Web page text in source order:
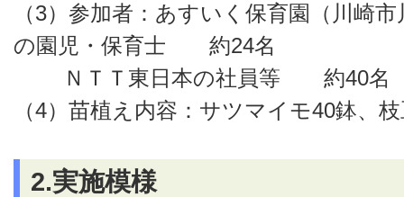
（3）参加者：あすいく保育園（川崎
の園児・保育士 約24名
ＮＴＴ東日本の社員等 約40名
（4）苗植え内容：サツマイモ40鉢、
2.実施模様